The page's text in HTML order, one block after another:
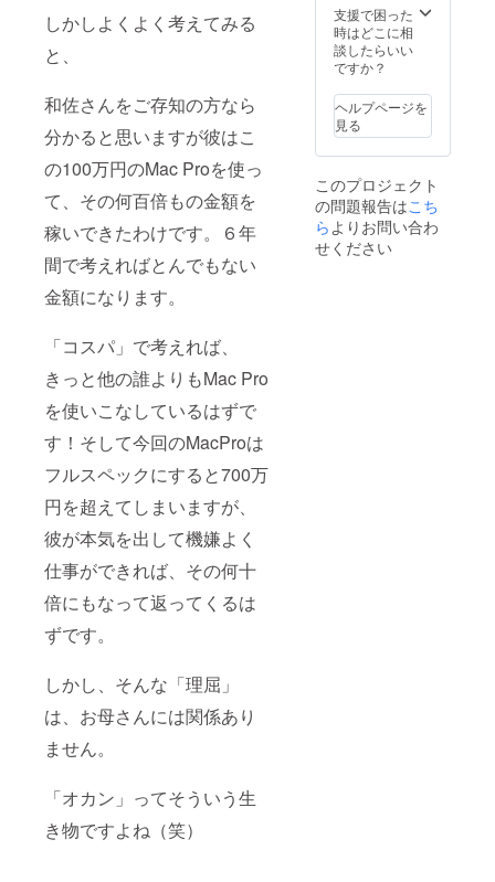
しかしよくよく考えてみる
と、
和佐さんをご存知の方なら
分かると思いますが彼はこ
の100万円のMac Proを使っ
て、その何百倍もの金額を
稼いできたわけです。６年
間で考えればとんでもない
金額になります。
「コスパ」で考えれば、
きっと他の誰よりもMac Pro
を使いこなしているはずで
す！そして今回のMacProは
フルスペックにすると700万
円を超えてしまいますが、
彼が本気を出して機嫌よく
仕事ができれば、その何十
倍にもなって返ってくるは
ずです。
しかし、そんな「理屈」
は、お母さんには関係あり
ません。
「オカン」ってそういう生
き物ですよね（笑）
泊費の
かかる
場所の
場合は
くださ
い（ス
タッフ
と合わ
名
分）。
神戸・
大阪で
あれば
支援で困った
時はどこに相
談したらいい
ですか？
ヘルプページを
見る
このプロジェクト
の問題報告はこち
らよりお問い合わ
せください